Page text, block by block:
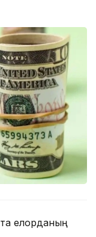
елорданың